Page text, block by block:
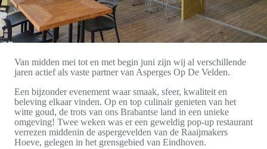
Van midden mei tot en met begin juni zijn wij al verschillende
jaren actief als vaste partner van Asperges Op De Velden.
Een bijzonder evenement waar smaak, sfeer, kwaliteit en
beleving elkaar vinden. Op en top culinair genieten van het
witte goud, de trots van ons Brabantse land in een unieke
omgeving! Twee weken was er een geweldig pop-up restaurant
verrezen middenin de aspergevelden van de Raaijmakers
Hoeve, gelegen in het grensgebied van Eindhoven.